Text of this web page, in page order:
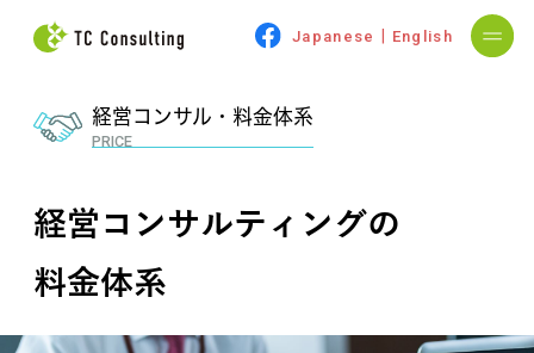
Japanese English
経営コンサル・料金体系
PRICE
経営コンサルティングの
料金体系